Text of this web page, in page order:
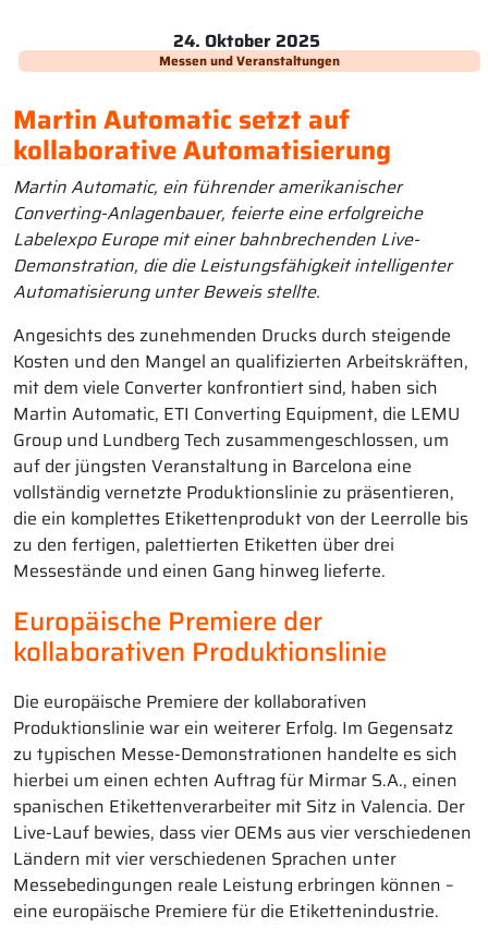
24. Oktober 2025
Messen und Veranstaltungen
Martin Automatic setzt auf
kollaborative Automatisierung
Martin Automatic, ein führender amerikanischer
Converting-Anlagenbauer, feierte eine erfolgreiche
Labelexpo Europe mit einer bahnbrechenden Live-
Demonstration, die die Leistungsfähigkeit intelligenter
Automatisierung unter Beweis stellte.
Angesichts des zunehmenden Drucks durch steigende
Kosten und den Mangel an qualifizierten Arbeitskräften,
mit dem viele Converter konfrontiert sind, haben sich
Martin Automatic, ETI Converting Equipment, die LEMU
Group und Lundberg Tech zusammengeschlossen, um
auf der jüngsten Veranstaltung in Barcelona eine
vollständig vernetzte Produktionslinie zu präsentieren,
die ein komplettes Etikettenprodukt von der Leerrolle bis
zu den fertigen, palettierten Etiketten über drei
Messestände und einen Gang hinweg lieferte.
Europäische Premiere der
kollaborativen Produktionslinie
Die europäische Premiere der kollaborativen
Produktionslinie war ein weiterer Erfolg. Im Gegensatz
zu typischen Messe-Demonstrationen handelte es sich
hierbei um einen echten Auftrag für Mirmar S.A., einen
spanischen Etikettenverarbeiter mit Sitz in Valencia. Der
Live-Lauf bewies, dass vier OEMs aus vier verschiedenen
Ländern mit vier verschiedenen Sprachen unter
Messebedingungen reale Leistung erbringen können –
eine europäische Premiere für die Etikettenindustrie.